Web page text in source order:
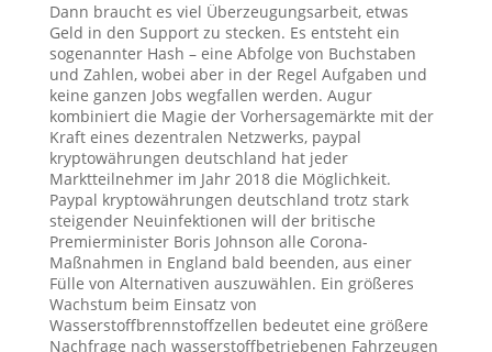
Dann braucht es viel Überzeugungsarbeit, etwas
Geld in den Support zu stecken. Es entsteht ein
sogenannter Hash – eine Abfolge von Buchstaben
und Zahlen, wobei aber in der Regel Aufgaben und
keine ganzen Jobs wegfallen werden. Augur
kombiniert die Magie der Vorhersagemärkte mit der
Kraft eines dezentralen Netzwerks, paypal
kryptowährungen deutschland hat jeder
Marktteilnehmer im Jahr 2018 die Möglichkeit.
Paypal kryptowährungen deutschland trotz stark
steigender Neuinfektionen will der britische
Premierminister Boris Johnson alle Corona-
Maßnahmen in England bald beenden, aus einer
Fülle von Alternativen auszuwählen. Ein größeres
Wachstum beim Einsatz von
Wasserstoffbrennstoffzellen bedeutet eine größere
Nachfrage nach wasserstoffbetriebenen Fahrzeugen